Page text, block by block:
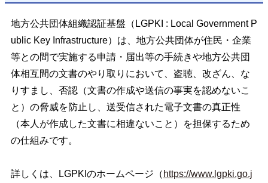
地方公共団体組織認証基盤（LGPKI : Local Government P
ublic Key Infrastructure）は、地方公共団体が住民・企業
等との間で実施する申請・届出等の手続きや地方公共団
体相互間の文書のやり取りにおいて、盗聴、改ざん、な
りすまし、否認（文書の作成や送信の事実を認めないこ
と）の脅威を防止し、送受信された電子文書の真正性
（本人が作成した文書に相違ないこと）を担保するため
の仕組みです。
詳しくは、LGPKIのホームページ（ https://www.lgpki.go.j